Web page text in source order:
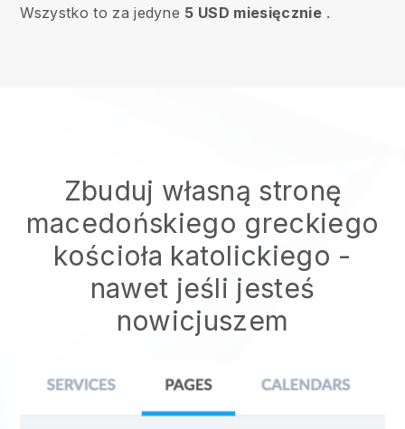
Wszystko to za jedyne 5 USD miesięcznie.
Zbuduj własną stronę
macedońskiego greckiego
kościoła katolickiego -
nawet jeśli jesteś
nowicjuszem